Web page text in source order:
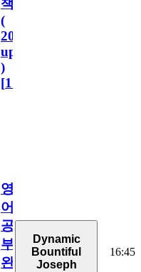
책
(
2023.11.1
update
)
[110
영
어
공
부
완
Dynamic
Bountiful
Joseph
16:45